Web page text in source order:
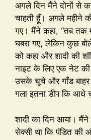
अगले दिन मैंने दोनों से
चाहती हूँ। अगले महीने
गए। मैंने कहा, “तब तक
घबरा गए, लेकिन कुछ
को कहा और शादी की
नाइट के लिए एक नेट की
उसके चूचे और गाँड बाहर
गला इतना डीप कि आधे
शादी का दिन आया। मैंने
सेक्सी था कि पंडित की